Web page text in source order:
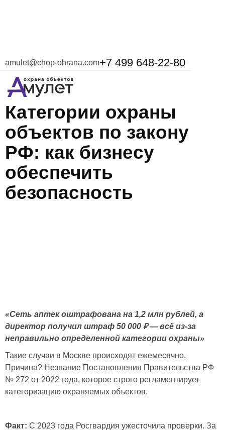
amulet@chop-ohrana.com+7 499 648-22-80
29 августа 2025
Категории охраны
объектов по закону
РФ: как бизнесу
обеспечить
безопасность
«Сеть аптек оштрафована на 1,2 млн рублей, а
директор получил штраф 50 000 ₽ — всё из-за
неправильно определенной категории охраны»
Такие случаи в Москве происходят ежемесячно.
Причина? Незнание Постановления Правительства РФ
№ 272 от 2022 года, которое строго регламентирует
категоризацию охраняемых объектов.
Факт: С 2023 года Росгвардия ужесточила проверки. За